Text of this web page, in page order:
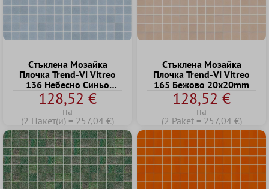
Cтъклена Mозайка
Плочка Trend-Vi Vitreo
136 Небесно Cиньо
20x20mm
128,52 €
на
(2 Пакет(и) = 257,04 €)
Cтъклена Mозайка
Плочка Trend-Vi Vitreo
165 Бежово 20x20mm
128,52 €
на
(2 Paket = 257,04 €)